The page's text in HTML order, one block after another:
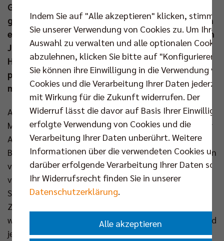
Giesen (2:2) direkt ins sprichwörtliche kalte Wasser
gesprungen ist, kommen für Tille die Testspiele nach
einem Infekt noch zu früh. Deshalb verzichtet Coach
Joel Banks auch auf seinen Zuspieler, wenn die
Hauptstädter sich heute und morgen mit dem
polnischen Topteam Aluron CMC Warta Zawiercie
messen.
Als die BR Volleys die Helios Grizzlys Giesen am
Mittwoch zu einem intensiven Testmatch luden, war
Außenangreifer Moritz Reichert sofort mittendrin.
Beim 2:2 (25:20, 20:25, 25:23, 21:25 – die Distanz von
vier Sätzen wurde vor dem Duell von beiden Trainern
vereinbart) spielte der frühere Berliner Kapitän drei
Sätze. „Nach dem intensiven Sommer war die freie
Zeit noch einmal wichtig. Ich musste aber erstmal
wieder reinkommen. Es waren gute Ansätze dabei und
jetzt haben wir noch ein bisschen Zeit und einige
Indem Sie auf "Alle akzeptieren" klicken, stimmen
Sie unserer Verwendung von Cookies zu. Um Ihre
Auswahl zu verwalten und alle optionalen Cookies
abzulehnen, klicken Sie bitte auf "Konfigurieren".
Sie können ihre Einwilligung in die Verwendung
Cookies und die Verarbeitung Ihrer Daten
mit Wirkung für die Zukunft widerrufen. Der
Widerruf lässt die davor auf Basis Ihrer
erfolgte Verwendung von Cookies und die
Verarbeitung Ihrer Daten unberührt. Weitere
Informationen über die verwendeten Cookies und
darüber erfolgende Verarbeitung Ihrer Daten
Ihr Widerrufsrecht finden Sie in unserer
Datenschutzerklärung.
Alle akzeptieren